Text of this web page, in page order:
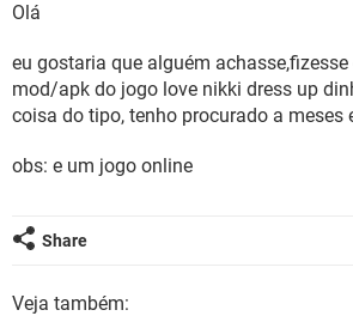
OUTLOOK
INSTAGRAM GMAIL
GUIA DE COMPRAS
OUTLOOK EXCEL
INSTAGRAM GMAIL
GUIA DE COMPRAS
Olá
eu gostaria que alguém
mod/apk do jogo love nikki dress up
coisa do tipo, tenho procurado a meses
obs: e um jogo online
Share
Veja também: